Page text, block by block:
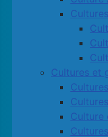
Cultures et
Culture